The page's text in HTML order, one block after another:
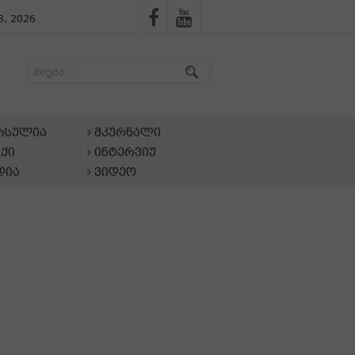
2026
მკურნალი
ინტერვიუ
ვიდეო